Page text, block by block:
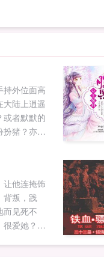
持外位面高
大陆上逍遥
或者默默的
扮猪？亦或
历史。敲
让他连掩饰
背叛，践
而见死不
很爱她？哈